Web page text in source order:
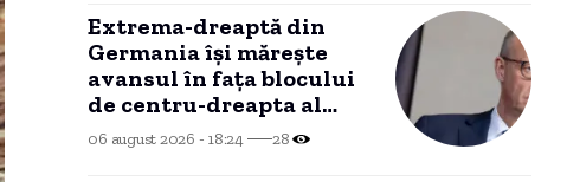
Extrema-dreaptă din
Germania îşi măreşte
avansul în faţa blocului
de centru-dreapta al
cancelarului Friedrich
Merz (sondaj)
06 august 2026 - 18:24 28